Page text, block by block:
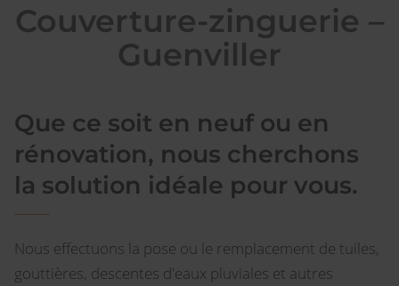
Couverture-zinguerie –
Guenviller
Que ce soit en neuf ou en
rénovation, nous cherchons
la solution idéale pour vous.
Nous effectuons la pose ou le remplacement de tuiles,
gouttières, descentes d'eaux pluviales et autres